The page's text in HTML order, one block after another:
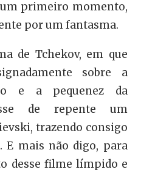
primeiro momento,
por um fantasma.
de Tchekov, em que
sobre a
e a pequenez da
de repente um
trazendo consigo
E mais não digo, para
desse filme límpido e